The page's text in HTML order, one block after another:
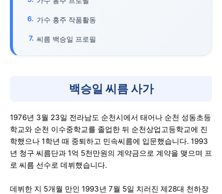
가수 홍주 작품활동
씨름 백승일 프로필
백승일 씨름 사가
1976년 3월 23일 전라남도 순천시에서 태어나 순천 성동초등
학교와 순천 이수중학교를 졸업한 뒤 순천상업고등학교에 진
학했으나 1학년 때 중퇴하고 민속씨름에 입문했습니다. 1993
년 청구 씨름단과 1억 5천만원의 계약금으로 계약을 맺으며 프
로 씨름 선수로 데뷔했습니다.
데뷔한 지 5개월 만인 1993년 7월 5일 치러진 제28대 천하장